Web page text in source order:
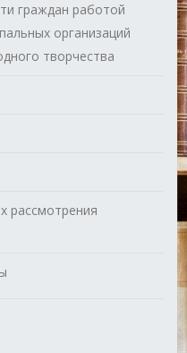
граждан работой
организаций
творчества
рассмотрения